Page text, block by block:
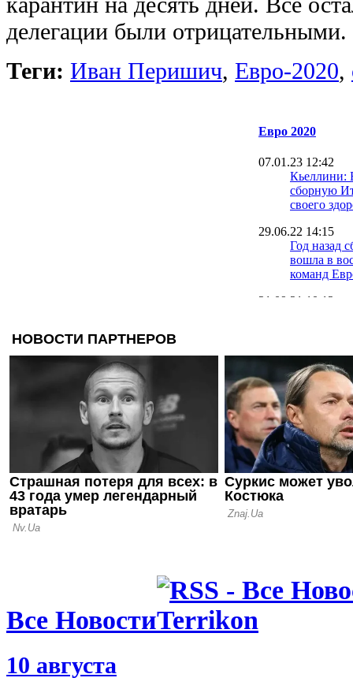
делегации были отрицательными.
Теги: Иван Перишич, Евро-2020,
Евро 2020
07.01.23 12:42
Кьеллини:
сборную
своего
29.06.22 14:15
Год назад
вошла в
команд
21.09.21 10:12
17.09.21 12:28
У игрока
медали
10.09.21 14:18
сборной
Все Новости
10 августа